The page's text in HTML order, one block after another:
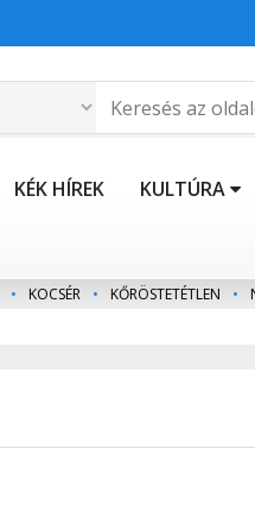
KÉK HÍREK KULTÚRA
• KOCSÉR • KŐRÖSTETÉTLEN •